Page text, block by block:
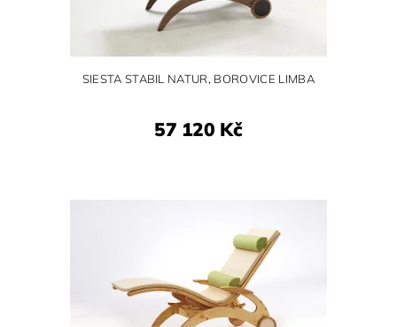
SIESTA STABIL NATUR, BOROVICE LIMBA
57 120 Kč